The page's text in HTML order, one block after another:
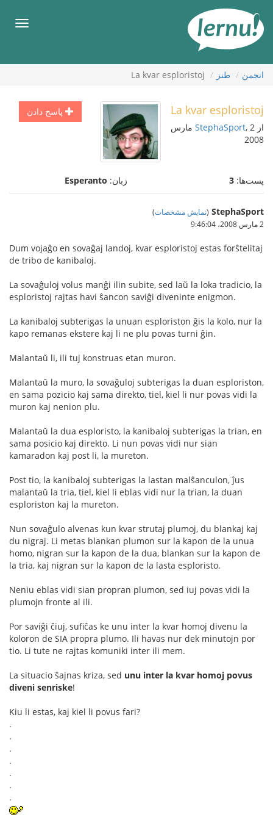
محتوا
انجمن طنز La kvar esploristoj
پاسخ دادن La kvar esploristoj
از StephaSport , 2 مارس
2008
پست‌ها: 3 زبان: Esperanto
StephaSport
(نمایش مشخصات)
2 مارس 2008،‏ 9:46:04
Dum vojaĝo en sovaĝaj landoj, kvar esploristoj estas forŝtelitaj
de tribo de kanibaloj.
La sovaĝuloj volus manĝi ilin subite, sed laŭ la loka tradicio, la
esploristoj rajtas havi ŝancon saviĝi diveninte enigmon.
La kanibaloj subterigas la unuan esploriston ĝis la kolo, nur la
kapo remanas ekstere kaj li ne plu povas turni ĝin.
Malantaŭ li, ili tuj konstruas etan muron.
Malantaŭ la muro, la sovaĝuloj subterigas la duan esploriston,
en sama pozicio kaj sama direkto, tiel, kiel li nur povas vidi la
muron kaj nenion plu.
Malantaŭ la dua esploristo, la kanibaloj subterigas la trian, en
sama posicio kaj direkto. Li nun povas vidi nur sian
kamaradon kaj post li, la mureton.
Post tio, la kanibaloj subterigas la lastan malŝanculon, ĵus
malantaŭ la tria, tiel, kiel li eblas vidi nur la trian, la duan
esploriston kaj la mureton.
Nun sovaĝulo alvenas kun kvar strutaj plumoj, du blankaj kaj
du nigraj. Li metas blankan plumon sur la kapon de la unua
homo, nigran sur la kapon de la dua, blankan sur la kapon de
la tria, kaj nigran sur la kapon de la lasta esploristo.
Neniu eblas vidi sian propran plumon, sed iuj povas vidi la
plumojn fronte al ili.
Por saviĝi ĉiuj, sufiĉas ke unu inter la kvar homoj divenu la
koloron de SIA propra plumo. Ili havas nur dek minutojn por
tio. Li tute ne rajtas komuniki inter ili mem.
La situacio ŝajnas kriza, sed unu inter la kvar homoj povus
diveni senriske!
Kiu li estas, kaj kiel li povus fari?
.
.
.
.
.
.
.